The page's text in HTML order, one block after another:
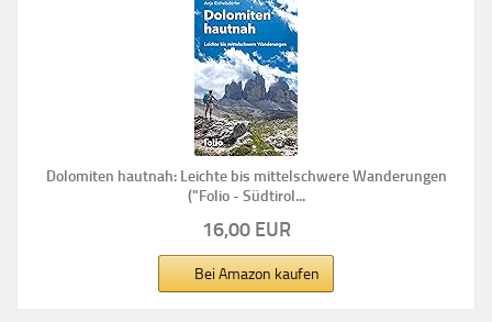
Dolomiten hautnah: Leichte bis mittelschwere Wanderungen
("Folio - Südtirol...
16,00 EUR
Bei Amazon kaufen